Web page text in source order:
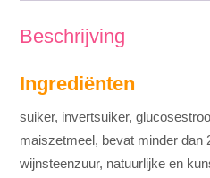
Beschrijving
Ingrediënten
suiker, invertsuiker,
maiszetmeel, bevat minder dan
wijnsteenzuur, natuurlijke en